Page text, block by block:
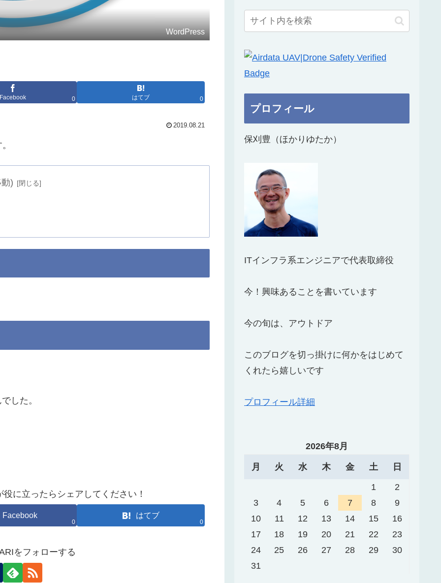
WordPress
Facebook 0 はてブ 0
2019.08.21
)
した。
に立ったらシェアしてください！
Facebook
0
はてブ
0
をフォローする
プロフィール
保刈豊（ほかりゆたか）
ITインフラ系エンジニアで代表取締役
今！興味あることを書いています
今の旬は、アウトドア
このブログを切っ掛けに何かをはじめて
くれたら嬉しいです
プロフィール詳細
2026年8月
月 火 水 木 金 土 日
1
2
3
4 5 6 7 8
9
10
11 12 13 14 15
16
17
18 19 20 21 22
23
24
25 26 27 28 29
30
31